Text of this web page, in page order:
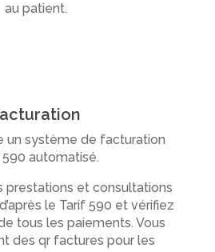
au patient.
un système de facturation
590 automatisé.
prestations et consultations
le Tarif 590 et vérifiez
tous les paiements. Vous
des qr factures pour les